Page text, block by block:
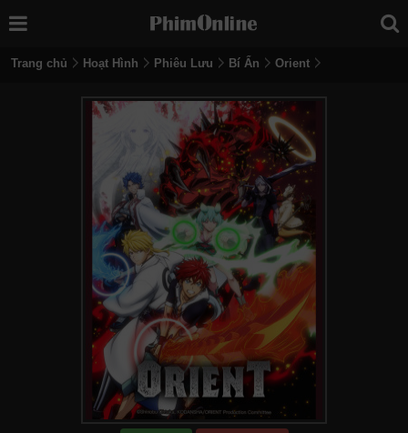
Trang chủ Hoạt Hình Phiêu Lưu Bí Ẩn Orient